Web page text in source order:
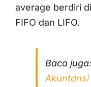
average berdiri
FIFO dan LIFO.
Baca juga:
Akuntansi